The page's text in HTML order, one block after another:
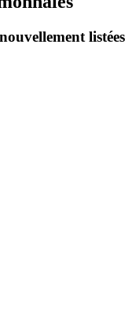
intérêts flexibles
listées